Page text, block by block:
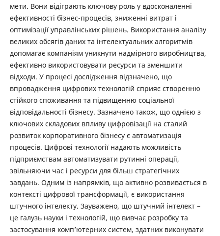
мети. Вони відіграють ключову роль у вдосконаленні
ефективності бізнес-процесів, зниженні витрат і
оптимізації управлінських рішень. Використання аналізу
великих обсягів даних та інтелектуальних алгоритмів
допомагає компаніям уникнути надмірного виробництва,
ефективно використовувати ресурси та зменшити
відходи. У процесі дослідження відзначено, що
впровадження цифрових технологій сприяє створенню
стійкого споживання та підвищенню соціальної
відповідальності бізнесу. Зазначено також, що однією з
ключових складових впливу цифровізації на сталий
розвиток корпоративного бізнесу є автоматизація
процесів. Цифрові технології надають можливість
підприємствам автоматизувати рутинні операції,
звільняючи час і ресурси для більш стратегічних
завдань. Одним із напрямків, що активно розвивається в
контексті цифрової трансформації, є використання
штучного інтелекту. Зауважено, що штучний інтелект –
це галузь науки і технологій, що вивчає розробку та
застосування комп’ютерних систем, здатних виконувати